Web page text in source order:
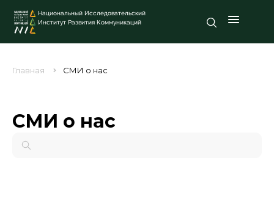
Национальный Исследовательский
Институт Развития Коммуникаций
Главная СМИ о нас
СМИ о нас